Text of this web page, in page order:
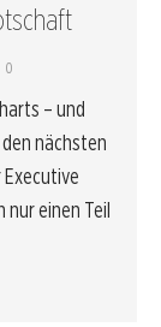
0
– und
nächsten
nur einen Teil